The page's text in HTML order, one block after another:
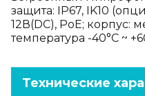
защита: IP67, IK10
12В(DC), PoE; корпус:
температура -40°C ~
Технические